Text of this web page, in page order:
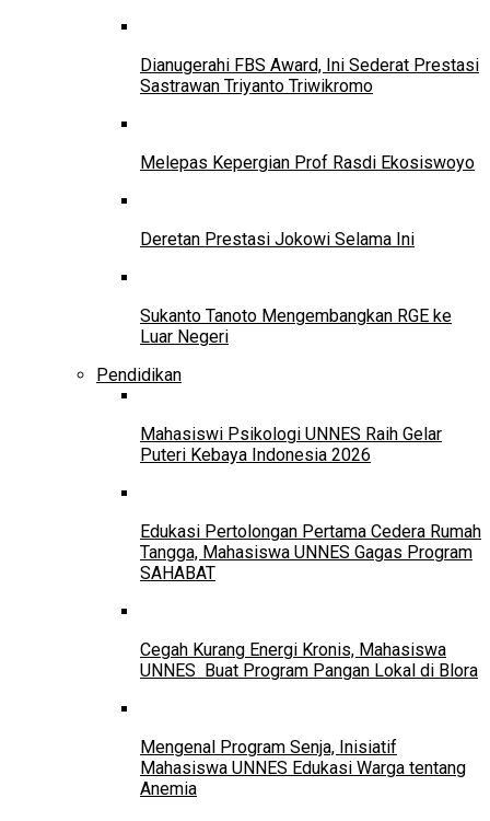
Dianugerahi FBS Award, Ini Sederat Prestasi
Sastrawan Triyanto Triwikromo
Melepas Kepergian Prof Rasdi Ekosiswoyo
Deretan Prestasi Jokowi Selama Ini
Sukanto Tanoto Mengembangkan RGE ke
Luar Negeri
Pendidikan
Mahasiswi Psikologi UNNES Raih Gelar
Puteri Kebaya Indonesia 2026
Edukasi Pertolongan Pertama Cedera Rumah
Tangga, Mahasiswa UNNES Gagas Program
SAHABAT
Cegah Kurang Energi Kronis, Mahasiswa
UNNES Buat Program Pangan Lokal di Blora
Mengenal Program Senja, Inisiatif
Mahasiswa UNNES Edukasi Warga tentang
Anemia